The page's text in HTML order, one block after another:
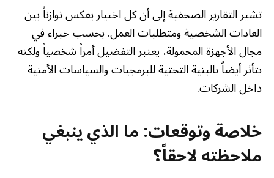
تشير التقارير الصحفية إلى أن كل اختيار يعكس توازناً بين
العادات الشخصية ومتطلبات العمل. بحسب خبراء في
مجال الأجهزة المحمولة، يعتبر التفضيل أمراً شخصياً ولكنه
يتأثر أيضاً بالبنية التحتية للبرمجيات والسياسات الأمنية
داخل الشركات.
خلاصة وتوقعات: ما الذي ينبغي
ملاحظته لاحقاً؟